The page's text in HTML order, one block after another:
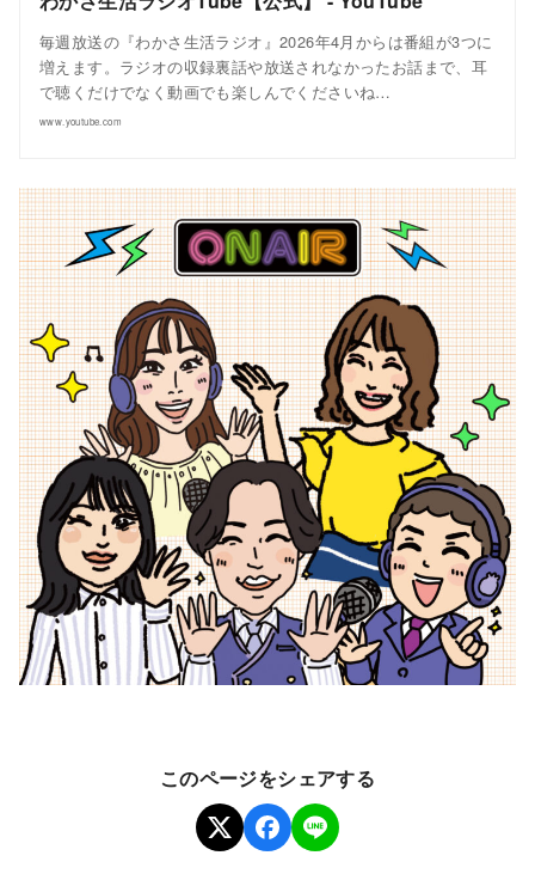
毎週放送の『わかさ生活ラジオ』2026年4月からは番組が3つに
増えます。ラジオの収録裏話や放送されなかったお話まで、耳
で聴くだけでなく動画でも楽しんでくださいね…
www.youtube.com
このページをシェアする